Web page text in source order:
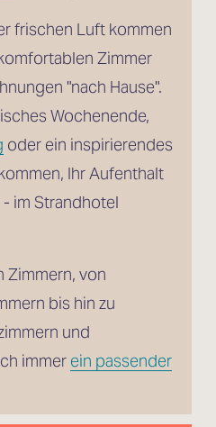
frischen Luft kommen
Zimmer
"nach Hause".
Wochenende,
Ihr Aufenthalt
im Strandhotel
Zimmern, von
bis hin zu
und
immer ein passender